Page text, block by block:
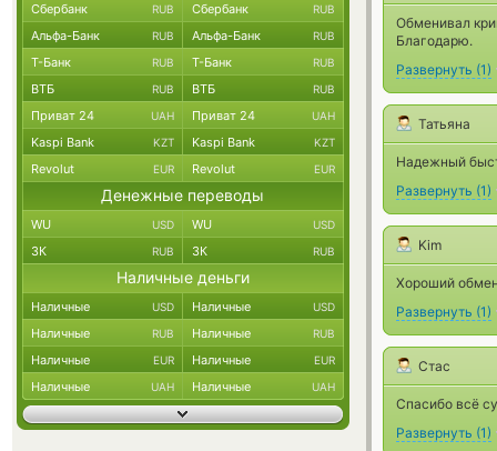
Обменивал
Благодарю.
Развернуть (1)
Татьяна
Надежный
Развернуть (1)
Kim
Хороший
Развернуть (1)
Стас
Спасибо всё
Развернуть (1)
Сбербанк RUB Сбербанк RUB
Альфа-Банк RUB Альфа-Банк RUB
Т-Банк RUB Т-Банк RUB
ВТБ RUB ВТБ RUB
Приват 24 UAH Приват 24 UAH
Kaspi Bank KZT Kaspi Bank KZT
Revolut EUR Revolut EUR
Денежные переводы
WU USD WU USD
ЗК RUB ЗК RUB
Наличные деньги
Наличные USD Наличные USD
Наличные RUB Наличные RUB
Наличные EUR Наличные EUR
Наличные UAH Наличные UAH